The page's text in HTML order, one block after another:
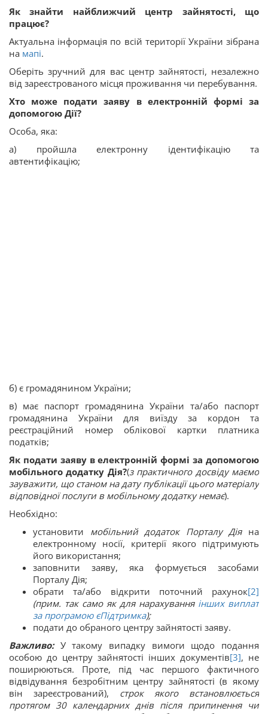
Як знайти найближчий центр зайнятості, що
працює?
Актуальна інформація по всій території України зібрана
на мапі.
Оберіть зручний для вас центр зайнятості, незалежно
від зареєстрованого місця проживання чи перебування.
Хто може подати заяву в електронній формі за
допомогою Дії?
Особа, яка:
а) пройшла електронну ідентифікацію та
автентифікацію;
б) є громадянином України;
в) має паспорт громадянина України та/або паспорт
громадянина України для виїзду за кордон та
реєстраційний номер облікової картки платника
податків;
Як подати заяву в електронній формі за допомогою
мобільного додатку Дія?(з практичного досвіду маємо
зауважити, що станом на дату публікації цього матеріалу
відповідної послуги в мобільному додатку немає).
Необхідно:
установити мобільний додаток Порталу Діяна
електронному носії, критерії якого підтримують
його використання;
заповнити заяву, яка формується засобами
Порталу Дія;
обрати та/або відкрити поточний рахунок[2]
(прим. так само як для нарахування інших виплат
за програмою єПідтримка);
подати до обраного центру зайнятості заяву.
Важливо: У такому випадку вимоги щодо подання
особою до центру зайнятості інших документів[3], не
поширюються. Проте, під час першого фактичного
відвідування безробітним центру зайнятості (в якому
він зареєстрований), строк якого встановлюється
протягом 30 календарних днів після припинення чи